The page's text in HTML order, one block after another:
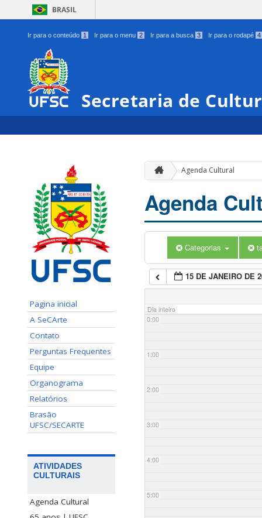
BRASIL
Ir para o conteúdo 1 Ir para o menu 2 Ir para a busca 3 Ir para o rodapé 4
Secretaria de
Pagina inicial
A SeCArte
Contato
Perguntas Frequentes
Equipe
Organograma
Relatórios
Brasão
UFSC/SECARTE
ATIVIDADES
CULTURAIS
Agenda Cultural
Agenda Cultural
Agenda
Categorias
15 DE JANEIRO DE
Dia inteiro
0:00
1:00
2:00
3:00
4:00
5:00